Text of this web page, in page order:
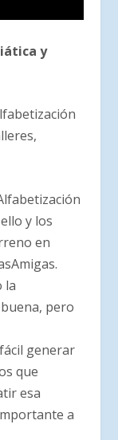
y
y los
en
la
pero
fácil generar
que
esa
a